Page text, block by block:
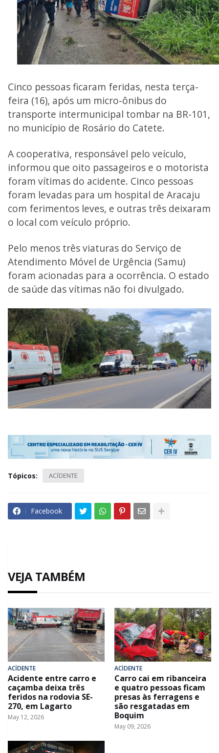
Cinco pessoas ficaram feridas, nesta terça-
feira (16), após um micro-ônibus do
transporte intermunicipal tombar na BR-101,
no município de Rosário do Catete.
A cooperativa, responsável pelo veículo,
informou que oito passageiros e o motorista
foram vítimas do acidente. Cinco pessoas
foram levadas para um hospital de Aracaju
com ferimentos leves, e outras três deixaram
o local com veículo próprio.
Pelo menos três viaturas do Serviço de
Atendimento Móvel de Urgência (Samu)
foram acionadas para a ocorrência. O estado
de saúde das vítimas não foi divulgado.
Tópicos: ACİDENTE
Facebook
VEJA TAMBÉM
ACİDENTE
Acidente entre carro e
caçamba deixa três
feridos na rodovia SE-
270, em Lagarto
May 12, 2026
ACİDENTE
Carro cai em ribanceira
e quatro pessoas ficam
presas às ferragens e
são resgatadas em
Boquim
May 09, 2026